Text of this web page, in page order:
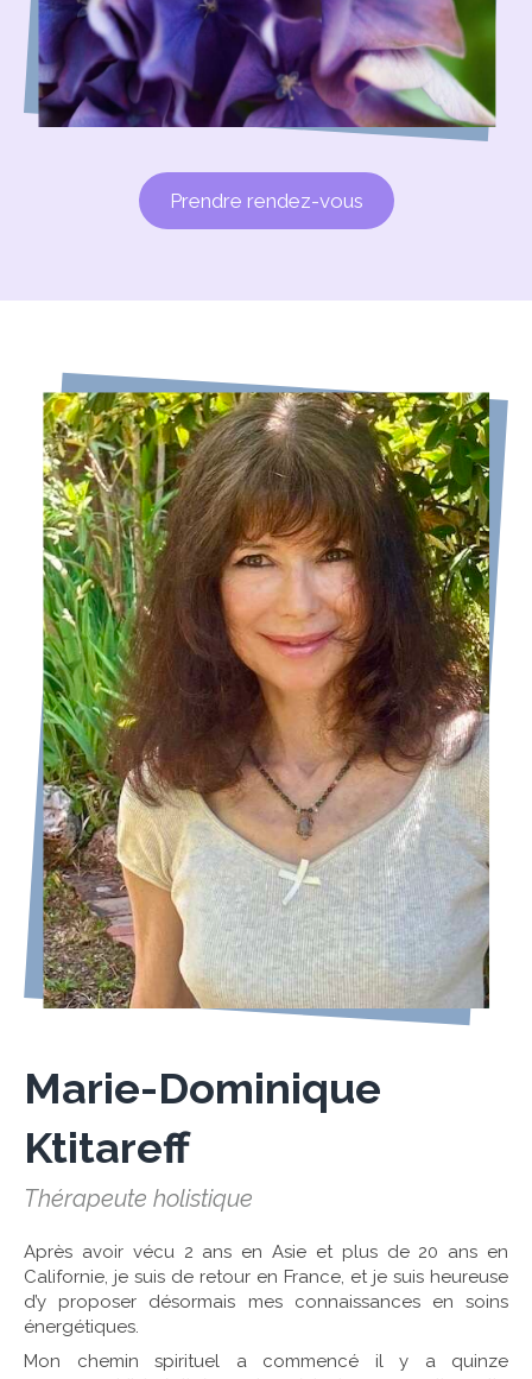
Prendre rendez-vous
Marie-Dominique
Ktitareff
Thérapeute holistique
Après avoir vécu 2 ans en Asie et plus de 20 ans en
Californie, je suis de retour en France, et je suis heureuse
d’y proposer désormais mes connaissances en soins
énergétiques.
​Mon chemin spirituel a commencé il y a quinze